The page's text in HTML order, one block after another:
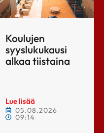
Koulujen
syyslukukausi
alkaa tiistaina
Lue lisää
05.08.2026
09:14